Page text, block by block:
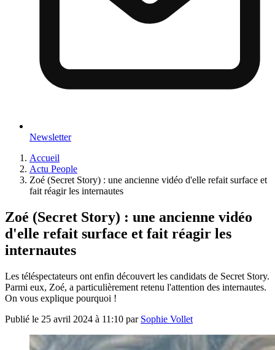
Newsletter
Accueil
Actu People
Zoé (Secret Story) : une ancienne vidéo d'elle refait surface et
fait réagir les internautes
Zoé (Secret Story) : une ancienne vidéo
d'elle refait surface et fait réagir les
internautes
Les téléspectateurs ont enfin découvert les candidats de Secret Story.
Parmi eux, Zoé, a particulièrement retenu l'attention des internautes.
On vous explique pourquoi !
Publié le 25 avril 2024 à 11:10 par Sophie Vollet